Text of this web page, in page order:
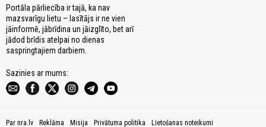
Portāla pārliecība ir tajā, ka nav
mazsvarīgu lietu – lasītājs ir ne vien
jāinformē, jābrīdina un jāizglīto, bet arī
jādod brīdis atelpai no dienas
saspringtajiem darbiem.
Sazinies ar mums:
Par nra.lv Reklāma Misija Privātuma politika Lietošanas noteikumi